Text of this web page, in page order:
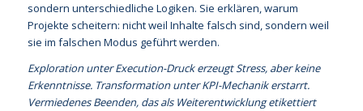
sondern unterschiedliche Logiken. Sie erklären, warum
Projekte scheitern: nicht weil Inhalte falsch sind, sondern weil
sie im falschen Modus geführt werden.
Exploration unter Execution-Druck erzeugt Stress, aber keine
Erkenntnisse. Transformation unter KPI-Mechanik erstarrt.
Vermiedenes Beenden, das als Weiterentwicklung etikettiert